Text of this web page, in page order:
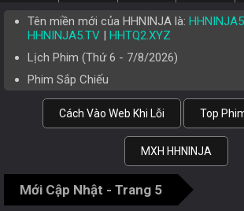
Tên miền mới của HHNINJA là:
HHNINJA5.TV | HHTQ2.XYZ
Lịch Phim (Thứ 6 - 7/8/2026)
Phim Sắp Chiếu
Cách Vào Web Khi Lỗi Top
MXH HHNINJA
Mới Cập Nhật - Trang 5